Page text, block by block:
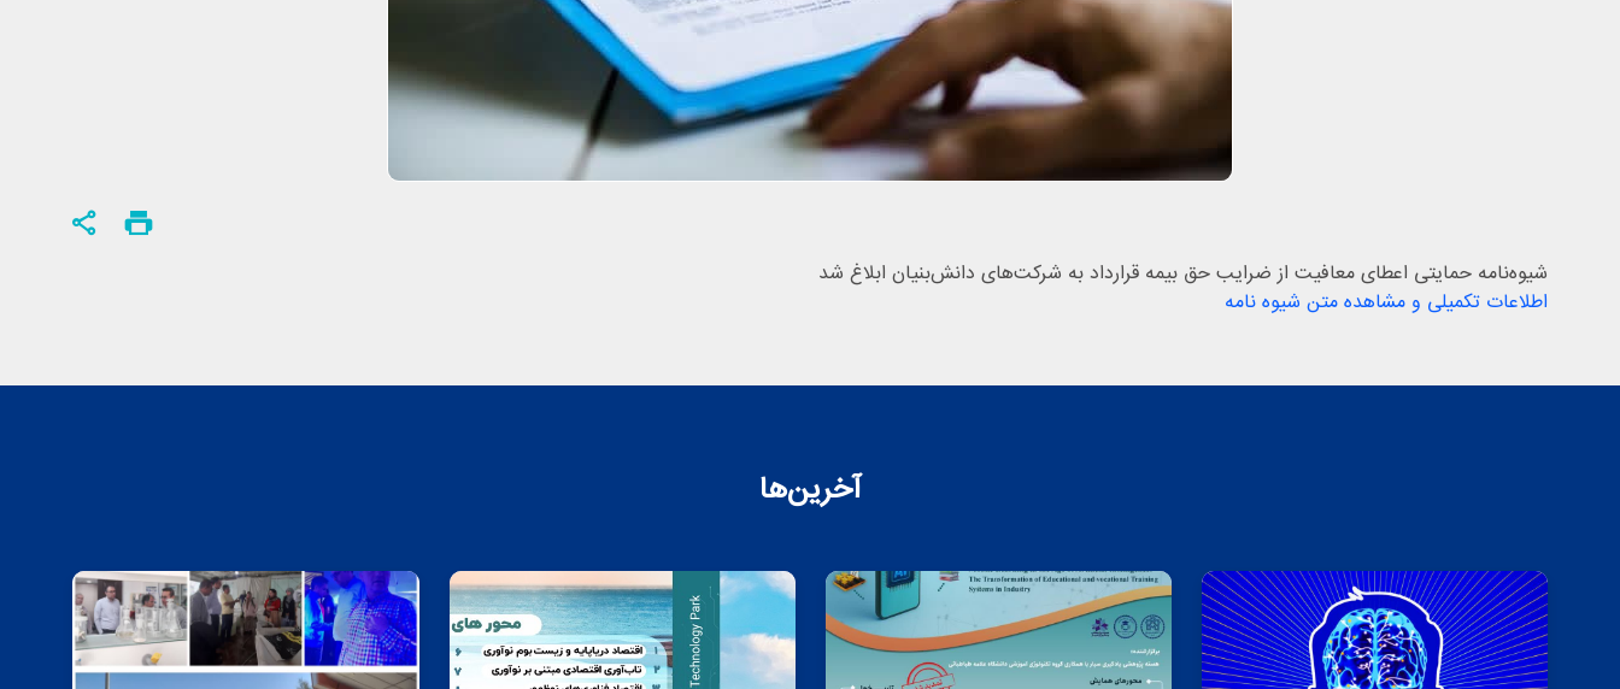
شیوه‌نامه حمایتی اعطای معافیت از ضرایب حق بیمه قرارداد به شرکت‌های دانش‌بنیان ابلاغ شد
اطلاعات تکمیلی و مشاهده متن شیوه نامه
آخرین‌ها